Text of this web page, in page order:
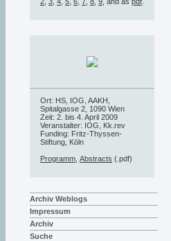
Ort: HS, IOG, AAKH,
Spitalgasse 2, 1090 Wien
Zeit: 2. bis 4. April 2009
Veranstalter: IOG, Kk.rev
Funding: Fritz-Thyssen-
Stiftung, Köln
Programm Abstracts (.pdf)
Archiv Weblogs
Impressum
Archiv
Suche